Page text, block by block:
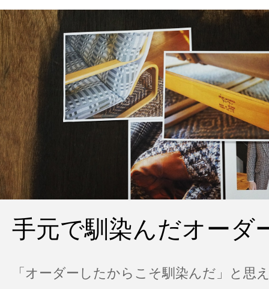
手元で馴染んだオーダ
「オーダーしたからこそ馴染んだ」と思